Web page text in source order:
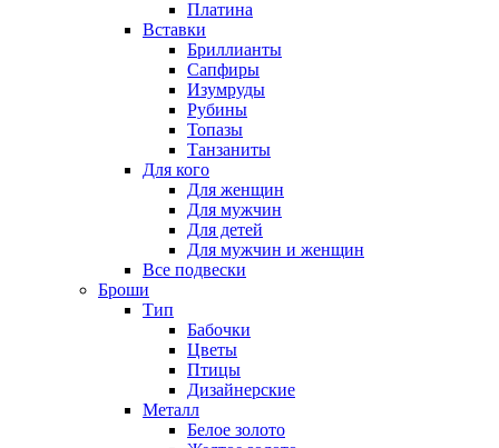
Платина
Вставки
Бриллианты
Сапфиры
Изумруды
Рубины
Топазы
Танзаниты
Для кого
Для женщин
Для мужчин
Для детей
Для мужчин и женщин
Все подвески
Броши
Тип
Бабочки
Цветы
Птицы
Дизайнерские
Металл
Белое золото